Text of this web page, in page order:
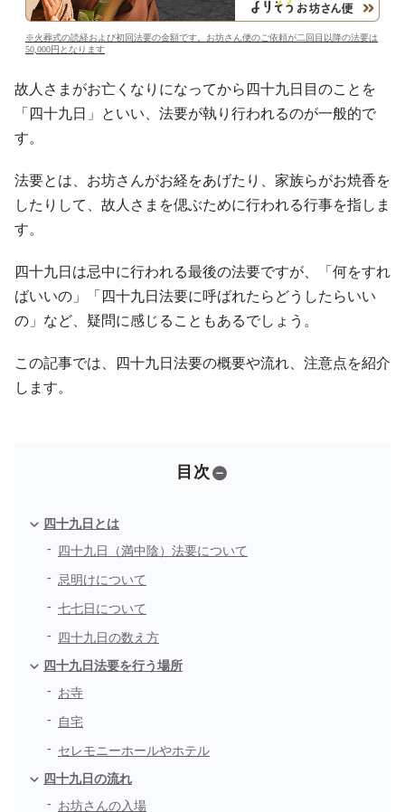
※火葬式の読経および初回法要の金額です。お坊さん便のご依頼が二回目以降の法要は
50,000円となります
故人さまがお亡くなりになってから四十九日目のことを
「四十九日」といい、法要が執り行われるのが一般的で
す。
法要とは、お坊さんがお経をあげたり、家族らがお焼香を
したりして、故人さまを偲ぶために行われる行事を指しま
す。
四十九日は忌中に行われる最後の法要ですが、「何をすれ
ばいいの」「四十九日法要に呼ばれたらどうしたらいい
の」など、疑問に感じることもあるでしょう。
この記事では、四十九日法要の概要や流れ、注意点を紹介
します。
目次
四十九日とは
四十九日（満中陰）法要について
忌明けについて
七七日について
四十九日の数え方
四十九日法要を行う場所
お寺
自宅
セレモニーホールやホテル
四十九日の流れ
お坊さんの入場